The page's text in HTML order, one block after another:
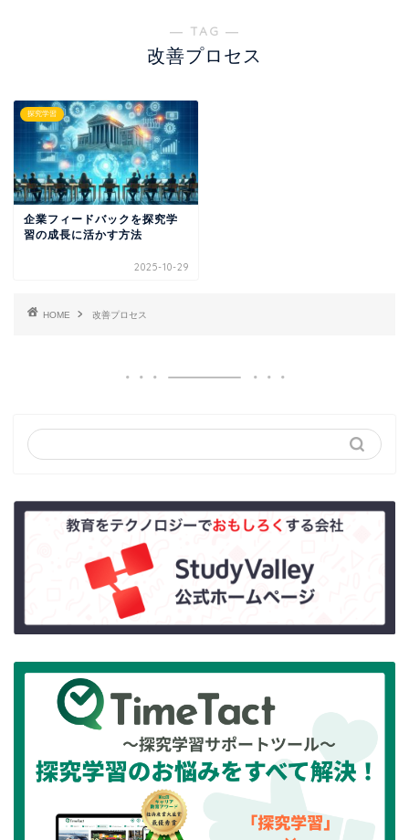
― TAG ―
改善プロセス
探究学習
企業フィードバックを探究学
習の成長に活かす方法
2025-10-29
HOME 改善プロセス